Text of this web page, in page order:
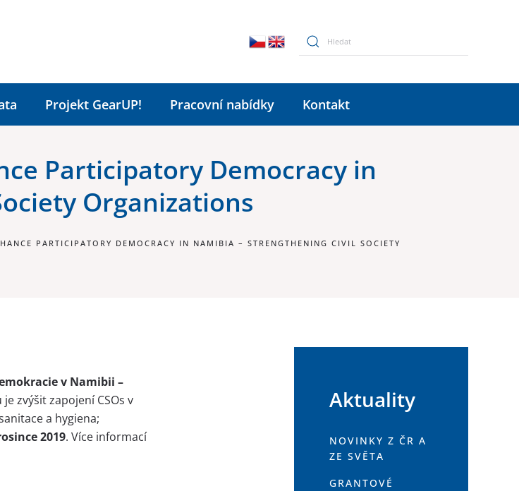
Projekt GearUP! Pracovní nabídky Kontakt
Participatory Democracy in
Organizations
PARTICIPATORY DEMOCRACY IN NAMIBIA – STRENGTHENING CIVIL SOCIETY
v Namibii –
zvýšit zapojení CSOs v
a hygiena;
2019. Více informací
Aktuality
NOVINKY Z ČR A
ZE SVĚTA
GRANTOVÉ